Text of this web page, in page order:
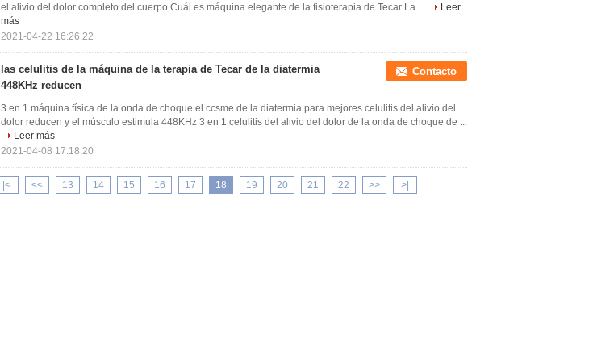
el alivio del dolor completo del cuerpo Cuál es máquina elegante de la fisioterapia de Tecar La ...
Leer
más
2021-04-22 16:26:22
las celulitis de la máquina de la terapia de Tecar de la diatermia
448KHz reducen
Contacto
3 en 1 máquina física de la onda de choque el ccsme de la diatermia para mejores celulitis del alivio del
dolor reducen y el músculo estimula 448KHz 3 en 1 celulitis del alivio del dolor de la onda de choque de ...
Leer más
2021-04-08 17:18:20
|< << 13 14 15 16 17 18 19 20 21 22 >> >|